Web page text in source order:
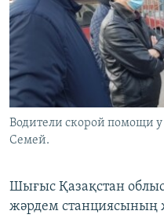
ЖАЗЫЛЫҢЫЗ
Басқа тілдерде
Водители скорой помощи
Семей.
Шығыс Қазақстан
жәрдем станциясының